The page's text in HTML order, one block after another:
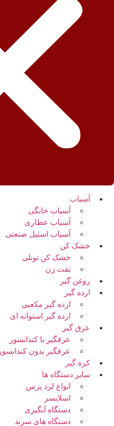
آسیاب
آسیاب خانگی
آسیاب عطاری
آسیاب استیل صنعتی
خشک کن
خشک کن تونلی
تفت زن
روغن گیر
ارده گیر
ارده گیر مکعبی
ارده گیر استوانه ای
عرق گیر
عرقگیر با کندانسور
عرقگیر بدون کندانسور
کره گیر
سایر دستگاه ها
انواع لرد پرس
اسلایسر
دستگاه آبگیری
دستگاه های سرند